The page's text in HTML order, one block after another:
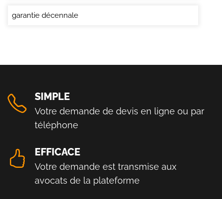
garantie décennale
SIMPLE
Votre demande de devis en ligne ou par
téléphone
EFFICACE
Votre demande est transmise aux
avocats de la plateforme